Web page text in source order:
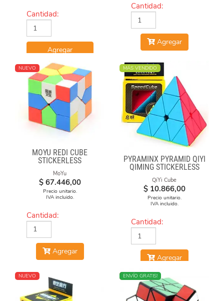
Cantidad:
Agregar
Cantidad:
Agregar
NUEVO
MOYU REDI CUBE
STICKERLESS
MoYu
$ 67.446,00
Precio unitario.
IVA incluido.
Cantidad:
Agregar
MÁS VENDIDO
PYRAMINX PYRAMID QIYI
QIMING STICKERLESS
QiYi Cube
$ 10.866,00
Precio unitario.
IVA incluido.
Cantidad:
Agregar
NUEVO NUEVO
ENVÍO GRATIS!